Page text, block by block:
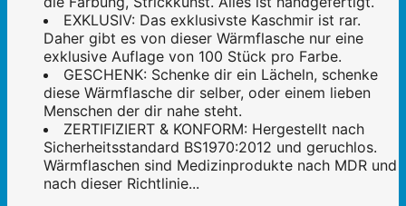
EXKLUSIV: Das exklusivste Kaschmir ist rar.
Daher gibt es von dieser Wärmflasche nur eine
exklusive Auflage von 100 Stück pro Farbe.
GESCHENK: Schenke dir ein Lächeln, schenke
diese Wärmflasche dir selber, oder einem lieben
Menschen der dir nahe steht.
ZERTIFIZIERT & KONFORM: Hergestellt nach
Sicherheitsstandard BS1970:2012 und geruchlos.
Wärmflaschen sind Medizinprodukte nach MDR und
nach dieser Richtlinie...